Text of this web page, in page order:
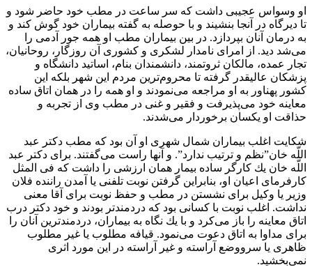
او وسواس عجيبى داشت كه سر ساعت در مطب خود حاضر شود و
تا ديرگاه در آنجا بنشيند و با حوصله به گفته بيماران خود گوش كند و
به درمان آنان بپردازد. در بين بيماران مطب او همه جور آدمى را
مى‌شد ديد. از امراى نامدار لشكرى و كشورى آن روزگار، روحانيان،
تجار عمده، مالكان ثروتمند، دانشمندان بنام، اساتيد دانشگاه و
پزشكان عاليقدر گرفته تا محروم‌ترين مردم اين شهر بلكه اين
كشور پهناور به او مراجعه مى‌نمودند و او همه را در همان اتاق ساده
معاينه خود مى‌پذيرفت و فقير و غنى در مطب وى از تجربه و
حذاقت او يكسان برخوردار مى‌شدند.
شكايت اغلب بيماران شمال شهرى او آن بود كه مطب دكتر عبد
اللّه خان”نظم و ترتيب ندارد”. و آنها راست مى‌گفتند. براى دكتر عبد
اللّه خان يك كارگر ساده بيمار همان ارزشى را داشت كه فى المثل
كارفرماى اعيان او، بنابراين گرفتن نوبت تلفنى يا آمدن راننده فلان
وزير يا وكيل براى نشستن در مطب و حفظ نوبت براى آقا معنى
نداشت. اغلب نوبت با كسانى بود كه دردمندتر بودند و خود دكتر درب
اتاق معاينه را باز مى‌كرد و با يك نگاه به بيماران، دردمندترين آنان را
براى مداوا به اتاق دعوت مى‌نمود. قيافه مطلوب يا غير مطلوب
ظاهرى يا سرووضع آراسته و غير آراسته در اين مورد اثرى
نمى‌بخشيد.